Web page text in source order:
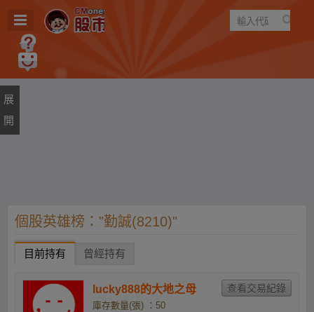
遊戲
個股英雄榜："勤誠(8210)"
目前持有 曾經持有
lucky888的大地之母
庫存數量(張) ：50